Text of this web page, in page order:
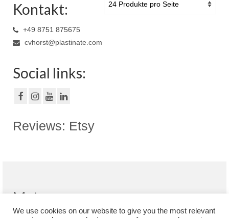
Kontakt:
+49 8751 875675
cvhorst@plastinate.com
Social links:
Reviews: Etsy
Meta
We use cookies on our website to give you the most relevant